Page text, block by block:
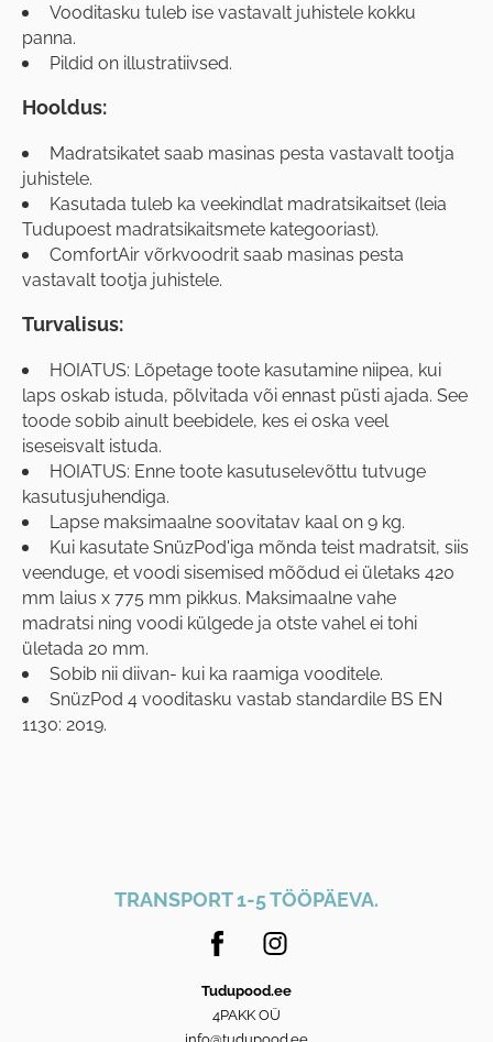
Vooditasku tuleb ise vastavalt juhistele kokku
panna.
Pildid on illustratiivsed.
Hooldus:
Madratsikatet saab masinas pesta vastavalt tootja
juhistele.
Kasutada tuleb ka veekindlat madratsikaitset (leia
Tudupoest madratsikaitsmete kategooriast).
ComfortAir võrkvoodrit saab masinas pesta
vastavalt tootja juhistele.
Turvalisus:
HOIATUS: Lõpetage toote kasutamine niipea, kui
laps oskab istuda, põlvitada või ennast püsti ajada. See
toode sobib ainult beebidele, kes ei oska veel
iseseisvalt istuda.
HOIATUS: Enne toote kasutuselevõttu tutvuge
kasutusjuhendiga.
Lapse maksimaalne soovitatav kaal on 9 kg.
Kui kasutate SnüzPod'iga mõnda teist madratsit, siis
veenduge, et voodi sisemised mõõdud ei ületaks 420
mm laius x 775 mm pikkus. Maksimaalne vahe
madratsi ning voodi külgede ja otste vahel ei tohi
ületada 20 mm.
Sobib nii diivan- kui ka raamiga vooditele.
SnüzPod 4 vooditasku vastab standardile BS EN
1130: 2019.
TRANSPORT 1-5 TÖÖPÄEVA.
Tudupood.ee
4PAKK OÜ